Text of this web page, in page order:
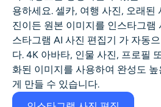
용하세요. 셀카, 여행 사진, 오래된
진이든 원본 이미지를 인스타그램
스타그램 AI 사진 편집기 가 자동
다. 4K 아바타, 인물 사진, 프로필
화된 이미지를 사용하여 완성도
게 만들 수 있습니다.